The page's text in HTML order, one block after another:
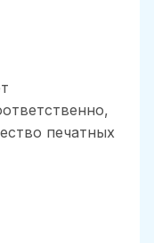
печатных